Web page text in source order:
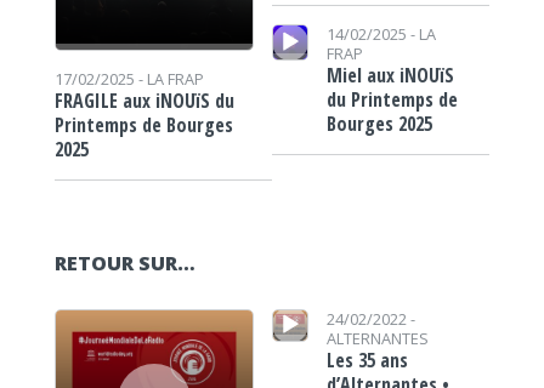
17/02/2025 - LA FRAP
FRAGILE aux iNOUïS du
Printemps de Bourges
2025
Lecteur audio 14/02/2025 - LA
FRAP
Miel aux iNOUïS
du Printemps de
Bourges 2025
RETOUR SUR…
Lecteur audio
Lecteur audio
24/02/2022 -
ALTERNANTES
Les 35 ans